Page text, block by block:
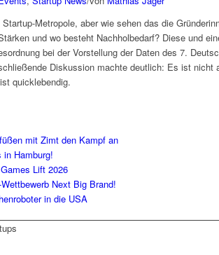
Metropole, aber wie sehen das die
und wo besteht Nachholbedarf? Diese und
bei der Vorstellung der Daten des 7.
Diskussion machte deutlich: Es ist nicht
quicklebendig.
mit Zimt den Kampf an
Hamburg!
Lift 2026
Next Big Brand!
in die USA